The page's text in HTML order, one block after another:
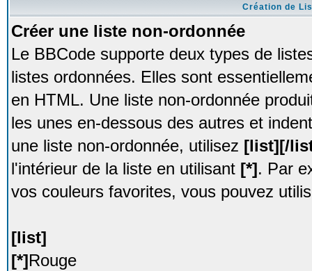
Création de
Créer une liste non-ordonnée
Le BBCode supporte deux types de
listes ordonnées. Elles sont
en HTML. Une liste non-ordonnée
les unes en-dessous des autres et
une liste non-ordonnée, utilisez [list][/
l'intérieur de la liste en utilisant [*]. Par
vos couleurs favorites, vous pouvez
[list]
[*]Rouge